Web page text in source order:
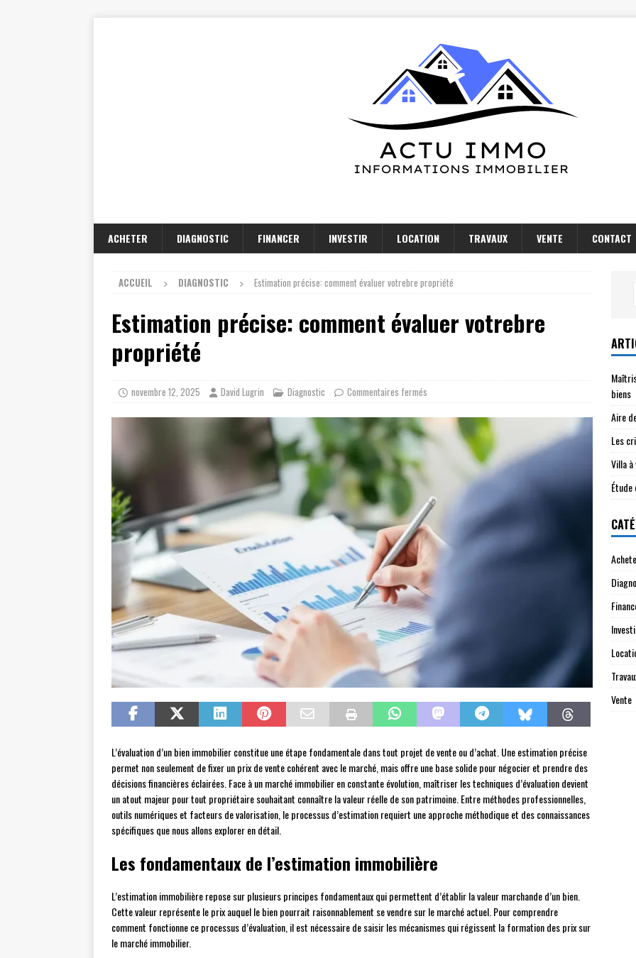
ACHETER DIAGNOSTIC FINANCER INVESTIR LOCATION TRAVAUX VENTE CONTACT
ACCUEIL DIAGNOSTIC Estimation précise: comment évaluer votrebre propriété
Estimation précise: comment évaluer votrebre
propriété
novembre 12, 2025 David Lugrin Diagnostic Commentaires fermés
L’évaluation d’un bien immobilier constitue une étape fondamentale dans tout projet de vente ou d’achat. Une estimation précise
permet non seulement de fixer un prix de vente cohérent avec le marché, mais offre une base solide pour négocier et prendre des
décisions financières éclairées. Face à un marché immobilier en constante évolution, maîtriser les techniques d’évaluation devient
un atout majeur pour tout propriétaire souhaitant connaître la valeur réelle de son patrimoine. Entre méthodes professionnelles,
outils numériques et facteurs de valorisation, le processus d’estimation requiert une approche méthodique et des connaissances
spécifiques que nous allons explorer en détail.
Les fondamentaux de l’estimation immobilière
L’estimation immobilière repose sur plusieurs principes fondamentaux qui permettent d’établir la valeur marchande d’un bien.
Cette valeur représente le prix auquel le bien pourrait raisonnablement se vendre sur le marché actuel. Pour comprendre
comment fonctionne ce processus d’évaluation, il est nécessaire de saisir les mécanismes qui régissent la formation des prix sur
le marché immobilier.
biens
Aire
Les
Villa
Vente